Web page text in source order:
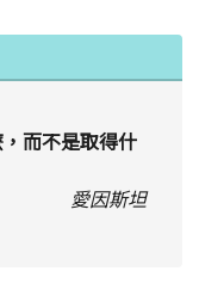
而不是取得什
愛因斯坦